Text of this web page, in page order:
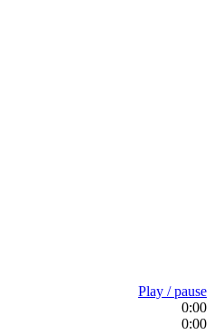
Play / pause
0:00
0:00